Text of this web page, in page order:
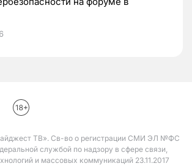
ТВ». Св-во о регистрации СМИ ЭЛ №ФС
службой по надзору в сфере связи,
и массовых коммуникаций 23.11.2017